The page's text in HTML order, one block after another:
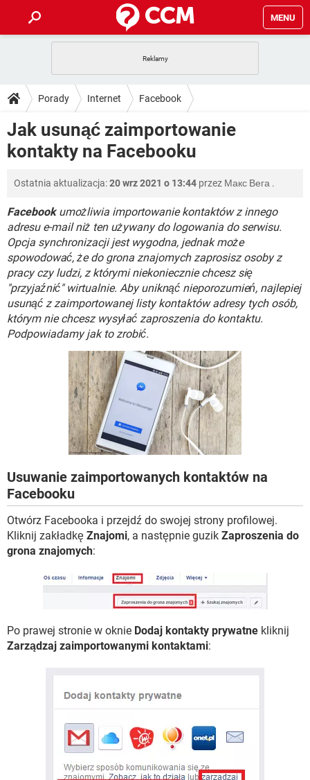
MENU
GRY WHATSAPP
SPOTIFY NETFLIX
INSTAGRAM FACEBOOK
PORADY
PlayStation TIKTOK
GRY WHATSAPP
INSTAGRAM FACEBOOK
WINDOWS 10
DO POBRANIA
ANDROID TIKTOK
INSTAGRAM FACEBOOK
WINDOWS 10
FORUM
COVID-19 TIKTOK
GRY WHATSAPP
SPOTIFY NETFLIX
INSTAGRAM FACEBOOK
WINDOWS 10
COVID-19 TIKTOK
GRY WHATSAPP
NETFLIX
INSTAGRAM FACEBOOK
WINDOWS 10
Porady Internet Facebook
Jak usunąć zaimportowanie
kontakty na Facebooku
Ostatnia aktualizacja:20 wrz 2021 o 13:44 przez Макс Вега .
Facebookumożliwia importowanie kontaktów z innego
adresu e-mail niż ten używany do logowania do serwisu.
Opcja synchronizacji jest wygodna, jednak może
spowodować, że do grona znajomych zaprosisz osoby z
pracy czy ludzi, z którymi niekoniecznie chcesz się
"przyjaźnić" wirtualnie. Aby uniknąć nieporozumień, najlepiej
usunąć z zaimportowanej listy kontaktów adresy tych osób,
którym nie chcesz wysyłać zaproszenia do kontaktu.
Podpowiadamy jak to zrobić.
Usuwanie zaimportowanych kontaktów na
Facebooku
Otwórz Facebooka i przejdź do swojej strony profilowej.
Kliknij zakładkę Znajomi, a następnie guzik Zaproszenia do
grona znajomych:
Po prawej stronie w oknie Dodaj kontakty prywatne kliknij
Zarządzaj zaimportowanymi kontaktami: